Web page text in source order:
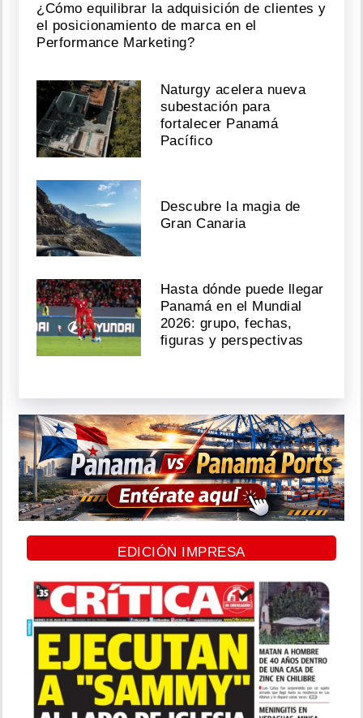
¿Cómo equilibrar la adquisición de clientes y
el posicionamiento de marca en el
Performance Marketing?
Naturgy acelera nueva
subestación para
fortalecer Panamá
Pacífico
Descubre la magia de
Gran Canaria
Hasta dónde puede llegar
Panamá en el Mundial
2026: grupo, fechas,
figuras y perspectivas
EDICIÓN IMPRESA